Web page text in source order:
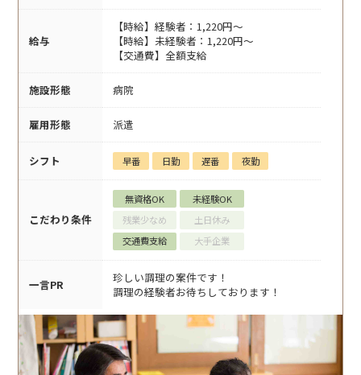
給与
【時給】経験者：1,220円～
【時給】未経験者：1,220円～
【交通費】全額支給
施設形態 病院
雇用形態 派遣
シフト 早番 日勤 遅番 夜勤
こだわり条件
無資格OK
未経験OK
残業少なめ
土日休み
交通費支給
大手企業
一言PR
珍しい調理の案件です！
調理の経験者お待ちしております！